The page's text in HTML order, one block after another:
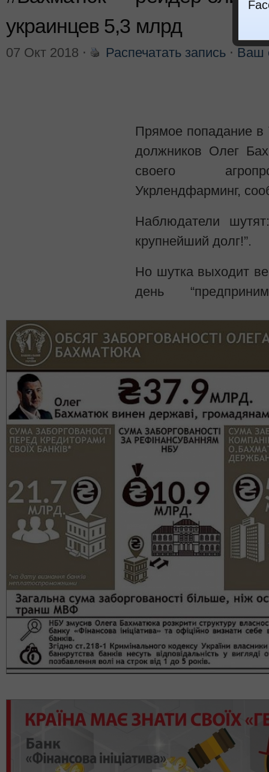
украинцев 5,3 млрд
07 Окт 2018 ⋅ Распечатать запись ⋅ Ваш
Прямое попадание в
должников Олег
своего
Укрлендфарминг,
Наблюдатели
крупнейший долг!”.
Но шутка выходит
день